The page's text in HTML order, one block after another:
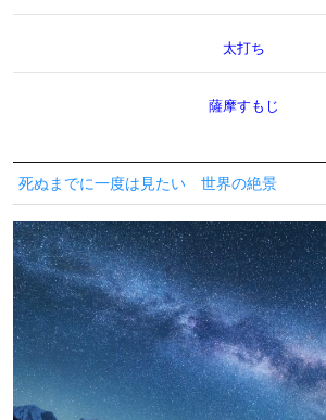
太打ち
薩摩すもじ
死ぬまでに一度は見たい 世界の絶景